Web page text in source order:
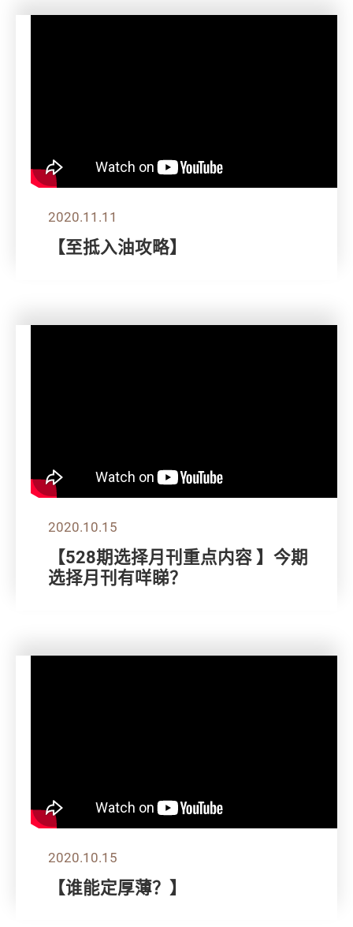
2020.11.11
【至抵入油攻略】
2020.10.15
【528期选择月刊重点内容 】今期
选择月刊有咩睇？
2020.10.15
【谁能定厚薄？】